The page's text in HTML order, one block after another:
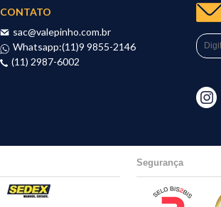
CONTATO
sac@valepinho.com.br
Whatsapp:(11)9 9855-2146
(11) 2987-6002
Segurança